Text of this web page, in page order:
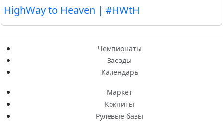
HighWay to Heaven | #HWtH
Чемпионаты
Заезды
Календарь
Маркет
Кокпиты
Рулевые базы